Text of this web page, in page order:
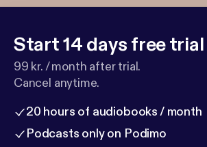
Start 14 days free trial
99 kr. / month after trial.
Cancel anytime.
20 hours of audiobooks / month
Podcasts only on Podimo